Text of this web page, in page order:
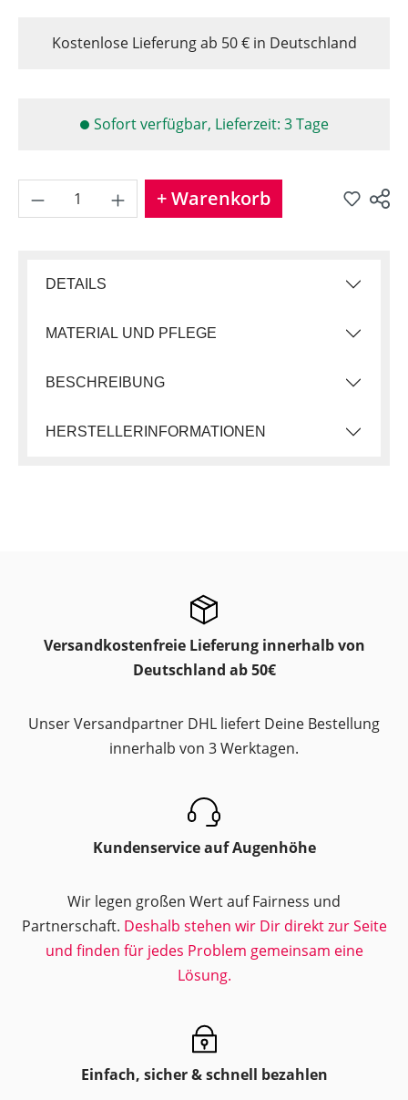
Kostenlose Lieferung ab 50 € in Deutschland
Sofort verfügbar, Lieferzeit: 3 Tage
Produkt Anzahl: Gib den
+ Warenkorb
Produkt teilen
DETAILS
MATERIAL UND PFLEGE
BESCHREIBUNG
HERSTELLERINFORMATIONEN
Versandkostenfreie Lieferung innerhalb von
Deutschland ab 50€
Unser Versandpartner DHL liefert Deine Bestellung
innerhalb von 3 Werktagen.
Kundenservice auf Augenhöhe
Wir legen großen Wert auf Fairness und
Partnerschaft. Deshalb stehen wir Dir direkt zur Seite
und finden für jedes Problem gemeinsam eine
Lösung.
Einfach, sicher & schnell bezahlen